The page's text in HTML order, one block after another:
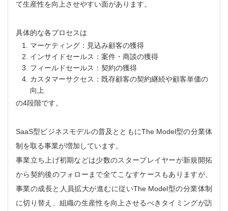
て生産性を向上させやすい面があります。
具体的な各プロセスは
マーケティング：見込み顧客の獲得
インサイドセールス：案件・商談の獲得
フィールドセールス：契約の獲得
カスタマーサクセス：既存顧客の契約継続や顧客単価の
向上
の4段階です。
SaaS型ビジネスモデルの普及とともにThe Model型の分業体
制を取る事業が増加しています。
事業立ち上げ初期などは少数のスタープレイヤーが新規開拓
から契約後のフォローまで全てこなすケースもありますが、
事業の成長と人員拡大が進むに従いThe Model型の分業体制
に切り替え、組織の生産性を向上させるべきタイミングが訪